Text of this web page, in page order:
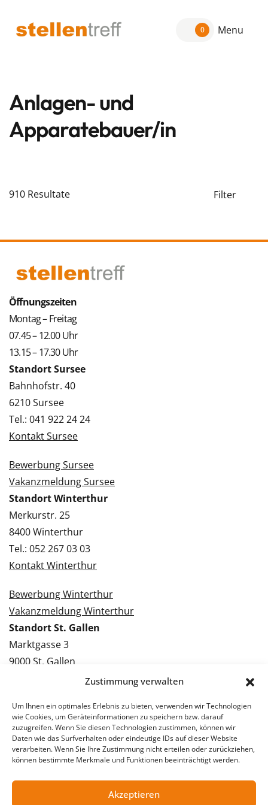
Zustimmung verwalten
Um Ihnen ein optimales Erlebnis zu bieten, verwenden wir Technologien
wie Cookies, um Geräteinformationen zu speichern bzw. darauf
zuzugreifen. Wenn Sie diesen Technologien zustimmen, können wir
Daten wie das Surfverhalten oder eindeutige IDs auf dieser Website
verarbeiten. Wenn Sie Ihre Zustimmung nicht erteilen oder zurückziehen,
können bestimmte Merkmale und Funktionen beeinträchtigt werden.
Akzeptieren
0 Menu
Anlagen- und
Apparatebauer/in
910 Resultate Filter
Öffnungszeiten
Montag – Freitag
07.45 – 12.00 Uhr
13.15 – 17.30 Uhr
Standort Sursee
Bahnhofstr. 40
6210 Sursee
Tel.: 041 922 24 24
Kontakt Sursee
Bewerbung Sursee
Vakanzmeldung Sursee
Standort Winterthur
Merkurstr. 25
8400 Winterthur
Tel.: 052 267 03 03
Kontakt Winterthur
Bewerbung Winterthur
Vakanzmeldung Winterthur
Standort St. Gallen
Marktgasse 3
9000 St. Gallen
Tel.: 071 228 09 09
Bewerbung St. Gallen
Vakanzmeldung St. Gallen
© 2026 Stellentreff AG